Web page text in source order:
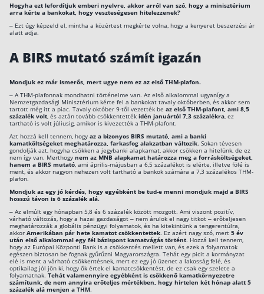
Rólunk
Kapcsolat
Karrier
Hogyha ezt lefordítjuk emberi nyelvre, akkor arról van szó, hogy a minisztérium
arra kérte a bankokat, hogy veszteségesen hitelezzenek?
– Ezt úgy képzeld el, mintha a közértest megkérte volna, hogy a kenyeret beszerzési ár
alatt adja.
A BIRS mutató számít igazán
Mondjuk ez már ismerős, mert ugye nem ez az első THM-plafon.
– A THM-plafonnak mondhatni történelme van. Az első alkalommal ugyanígy a
Nemzetgazdasági Minisztérium kérte fel a bankokat tavaly októberben, és akkor sem
tartott még itt a piac. Tavaly október 9-től vezették be az első THM-plafont, ami 8,5
százalék volt , és aztán tovább csökkentették idén januártól 7,3 százalékra , ez
tartható is volt júliusig, amikor is kivezették a THM-plafont.
Azt hozzá kell tennem, hogy az a bizonyos BIRS mutató, ami a banki
kamatköltségeket meghatározza, farkasfog alakzatban változik. Sokan tévesen
gondolják azt, hogyha csökken a jegybanki alapkamat, akkor csökken a hitelünk, de ez
nem így van. Merthogy nem az MNB alapkamat határozza meg a forrásköltségeket,
hanem a BIRS mutató , ami április-májusban a 6,5 százalékot is elérte, illetve fölé is
ment, és akkor nagyon nehezen volt tartható a bankok számára a 7,3 százalékos THM-
plafon.
Mondjuk az egy jó kérdés, hogy egyébként be tud-e menni mondjuk majd a BIRS
hosszú távon is 6 százalék alá.
– Az elmúlt egy hónapban 5,8 és 6 százalék között mozgott. Ami viszont pozitív,
várható változás, hogy a hazai gazdaságot – nem árulok el nagy titkot – erőteljesen
meghatározzák a globális pénzügyi folyamatok, és ha kitekintünk a tengerentúlra,
akkor Amerikában pár hete kamatot csökkentettek. Ez azért nagy szó, mert 5 év
után első alkalommal egy fél bázispont kamatvágás történt. Hozzá kell tennem,
hogy az Európai Központi Bank is a csökkentés mellett van, és ezek a folyamatok
egészen biztosan be fognak gyűrűzni Magyarországra. Tehát egy picit a kormányzat
elé is ment a várható csökkentésnek, mert ez egy jó üzenet a lakosság felé, és
optikailag jól jön ki, hogy ők értek el kamatcsökkentést, de ez csak egy szelete a
folyamatnak. Tehát valamennyire egyébként is csökkenő kamatkörnyezetre
számítunk, de nem annyira erőteljes mértékben, hogy hirtelen két hónap alatt 5
százalék alá menjen a THM.